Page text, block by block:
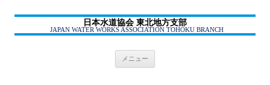
日本水道協会 東北地方支部
JAPAN WATER WORKS ASSOCIATION TOHOKU BRANCH
メニュー